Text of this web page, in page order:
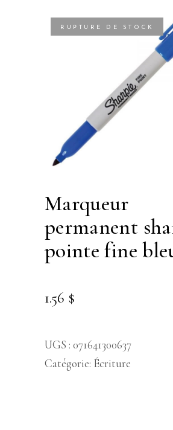
RUPTURE DE STOCK
marqueur
permanent
pointe fine
1.56 $
UGS : 071641300637
Catégorie: Écriture